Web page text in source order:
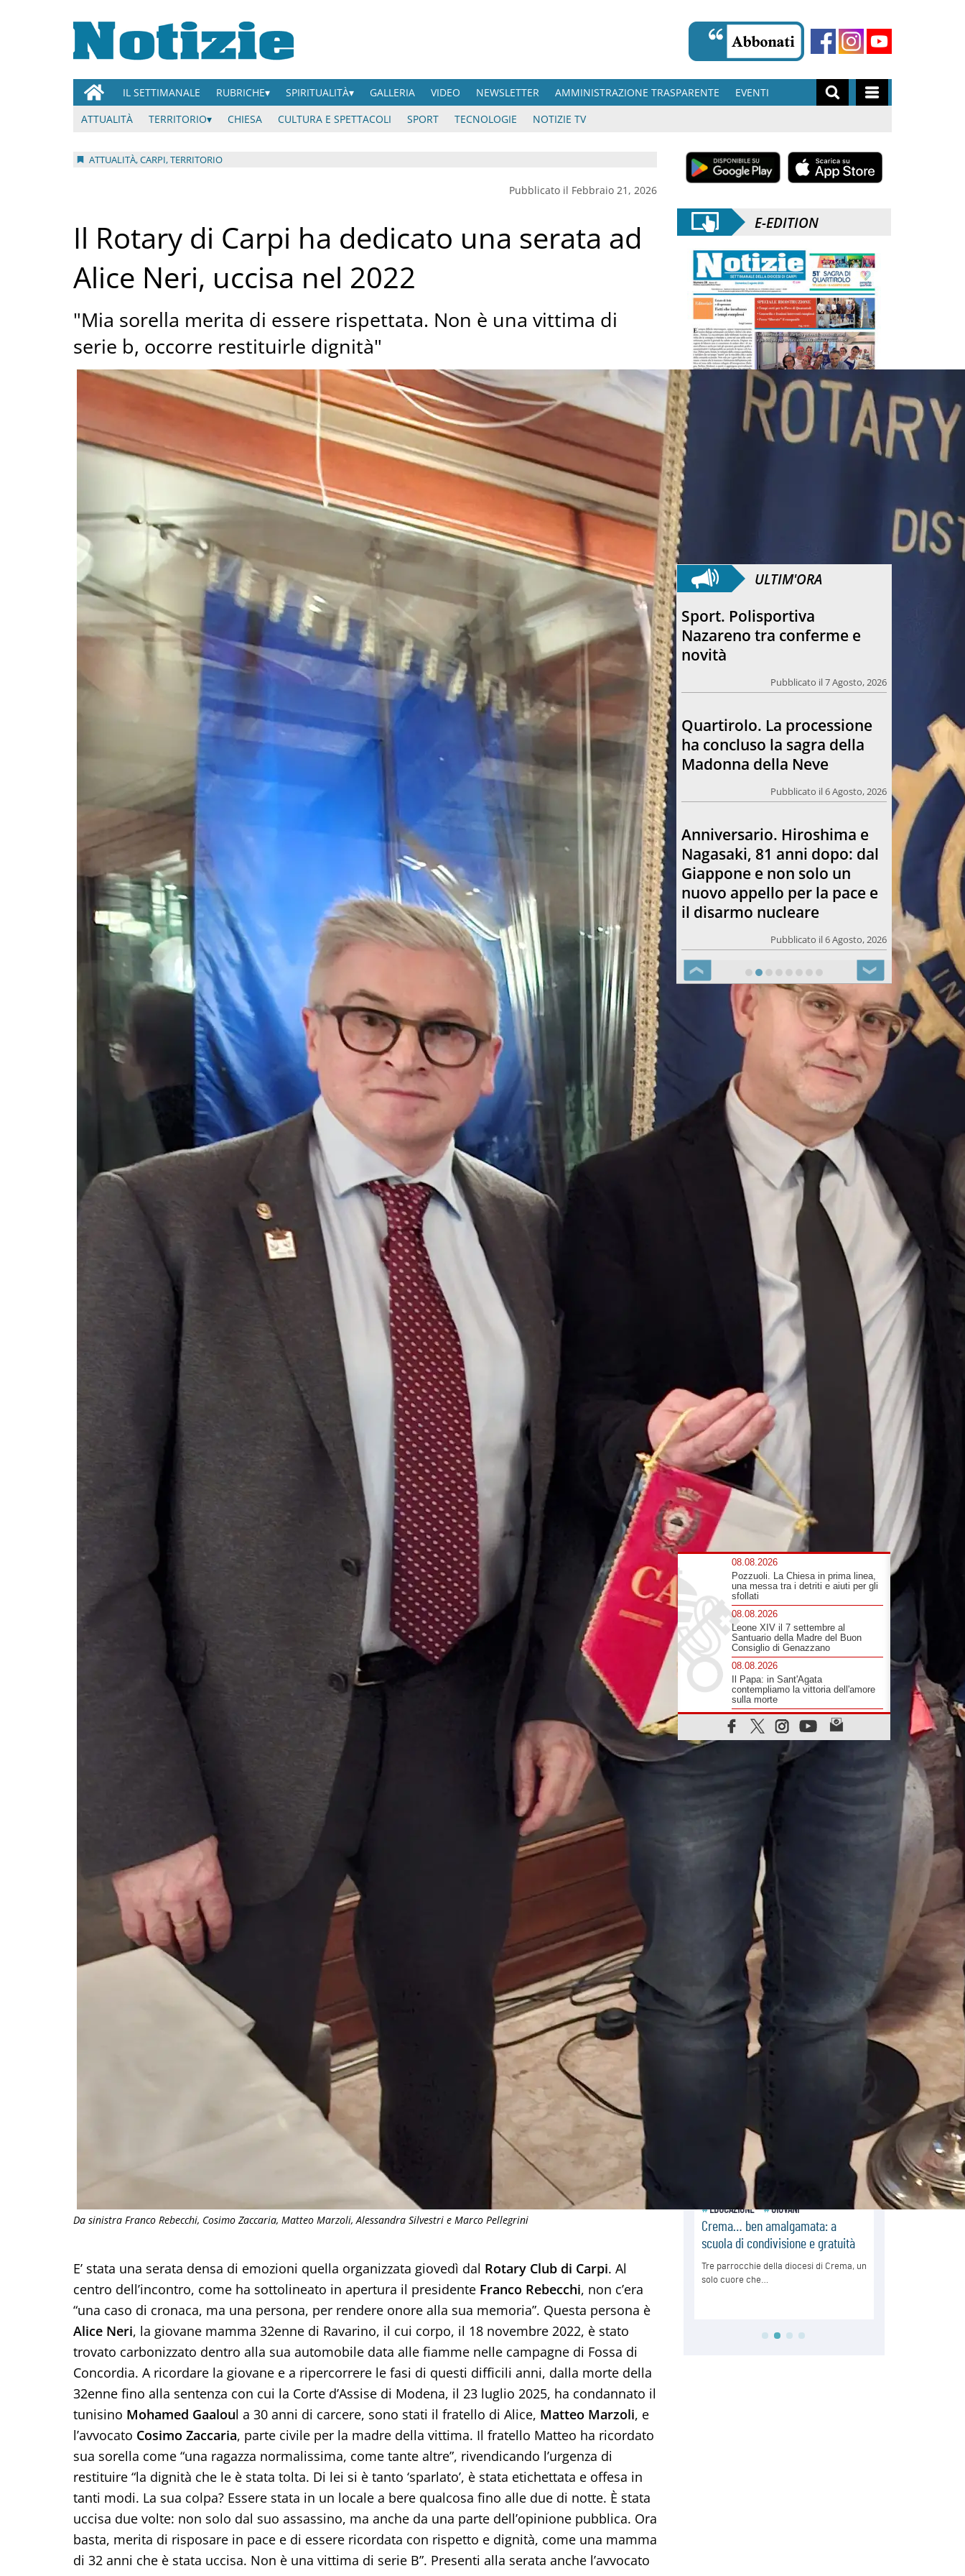
IL SETTIMANALE RUBRICHE SPIRITUALITÀ GALLERIA VIDEO NEWSLETTER AMMINISTRAZIONE TRASPARENTE
EVENTI
ATTUALITÀ
TERRITORIO CHIESA CULTURA E SPETTACOLI SPORT TECNOLOGIE NOTIZIE TV
ATTUALITÀ, CARPI, TERRITORIO
Pubblicato il Febbraio 21, 2026
Il Rotary di Carpi ha dedicato una serata ad
Alice Neri, uccisa nel 2022
"Mia sorella merita di essere rispettata. Non è una vittima di
serie b, occorre restituirle dignità"
Da sinistra Franco Rebecchi, Cosimo Zaccaria, Matteo Marzoli, Alessandra Silvestri e Marco Pellegrini
E’ stata una serata densa di emozioni quella organizzata giovedì dal Rotary Club di Carpi. Al
centro dell’incontro, come ha sottolineato in apertura il presidente Franco Rebecchi, non c’era
“una caso di cronaca, ma una persona, per rendere onore alla sua memoria”. Questa persona è
Alice Neri, la giovane mamma 32enne di Ravarino, il cui corpo, il 18 novembre 2022, è stato
trovato carbonizzato dentro alla sua automobile data alle fiamme nelle campagne di Fossa di
Concordia. A ricordare la giovane e a ripercorrere le fasi di questi difficili anni, dalla morte della
32enne fino alla sentenza con cui la Corte d’Assise di Modena, il 23 luglio 2025, ha condannato il
tunisino Mohamed Gaaloul a 30 anni di carcere, sono stati il fratello di Alice, Matteo Marzoli, e
l’avvocato Cosimo Zaccaria, parte civile per la madre della vittima. Il fratello Matteo ha ricordato
sua sorella come “una ragazza normalissima, come tante altre”, rivendicando l’urgenza di
restituire “la dignità che le è stata tolta. Di lei si è tanto ‘sparlato’, è stata etichettata e offesa in
tanti modi. La sua colpa? Essere stata in un locale a bere qualcosa fino alle due di notte. È stata
uccisa due volte: non solo dal suo assassino, ma anche da una parte dell’opinione pubblica. Ora
basta, merita di risposare in pace e di essere ricordata con rispetto e dignità, come una mamma
di 32 anni che è stata uccisa. Non è una vittima di serie B”. Presenti alla serata anche l’avvocato
E-EDITION
ULTIM'ORA
Quartirolo. La processione
ha concluso la sagra della
Madonna della Neve
Pubblicato il 6 Agosto, 2026
Anniversario. Hiroshima e
Nagasaki, 81 anni dopo: dal
Giappone e non solo un
nuovo appello per la pace e
il disarmo nucleare
Pubblicato il 6 Agosto, 2026
Morto Francesco Guccini.
L’amico teologo, “un faro
per molti: coerente fino alla
Pubblicato il 6 Agosto, 2026
Notizie Carpi
08.08.2026
Pozzuoli. La Chiesa in prima linea,
una messa tra i detriti e aiuti per gli
sfollati
08.08.2026
Leone XIV il 7 settembre al
Santuario della Madre del Buon
Consiglio di Genazzano
08.08.2026
Il Papa: in Sant'Agata
contempliamo la vittoria dell'amore
sulla morte
08.08.2026
Hebdomada Papae: il Gr in latino
dell'8 agosto
Spin Time, Reina: Cristo non abita
nei palazzi del potere ma si
SIGNIS 2026, la comunicazione al
servizio del Vangelo
08.08.2026
Argentina, l'arcivescovo Colombo:
"La visita del Papa messaggio di
pace e dignità"
08.08.2026
Tonalestate 2026, i giovani
sconfiggono la paura
08.08.2026
Marcinelle, 70 anni dopo istituita la
Giornata europea per le vittime sul
lavoro
08.08.2026
Arabia Saudita, Turchia e Pakistan
stringono una nuova alleanza
militare in Medio Oriente